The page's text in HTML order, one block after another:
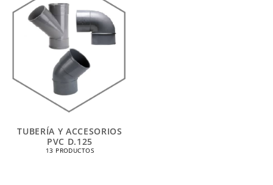
TUBERÍA Y ACCESORIOS
PVC D.125
13 PRODUCTOS